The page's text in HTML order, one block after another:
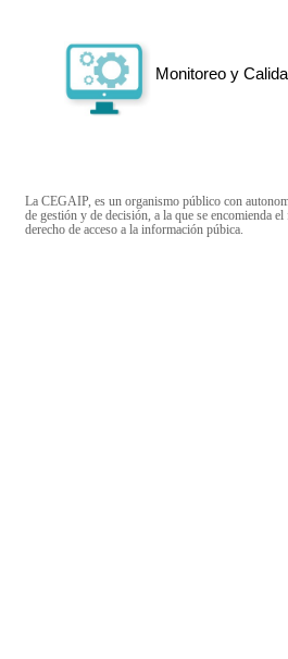
Monitoreo y
La CEGAIP, es un organismo público con
de gestión y de decisión, a la que se encomienda
derecho de acceso a la información púbica.